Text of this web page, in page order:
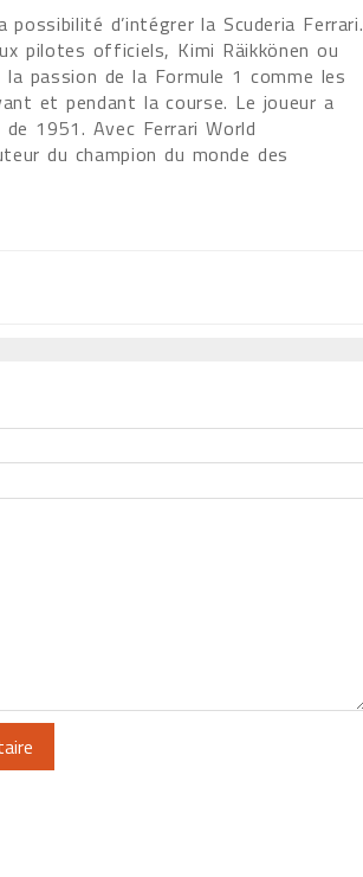
d’intégrer la Scuderia Ferrari.
pilotes officiels, Kimi Räikkönen ou
passion de la Formule 1 comme les
et pendant la course. Le joueur a
1951. Avec Ferrari World
du champion du monde des